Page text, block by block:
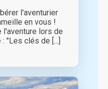
l'aventurier
en vous !
l'aventure lors de
"Les clés de [...]